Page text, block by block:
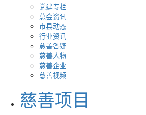
党建专栏
总会资讯
市县动态
行业资讯
慈善答疑
慈善人物
慈善企业
慈善视频
慈善项目